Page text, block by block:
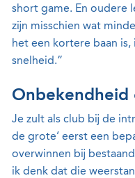
short game. En oudere
zijn misschien wat
het een kortere baan
snelheid.”
Onbekendheid
Je zult als club bij de
de grote’ eerst een
overwinnen bij
ik denk dat die